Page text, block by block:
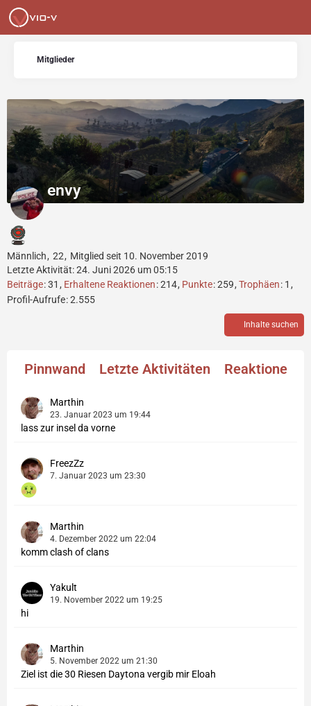
Mitglieder
envy
Männlich 22
Mitglied seit 10. November 2019
Letzte Aktivität:24. Juni 2026 um 05:15
Beiträge 31 Erhaltene Reaktionen 214 Punkte 259 Trophäen 1
Profil-Aufrufe 2.555
Inhalte suchen
Pinnwand Letzte Aktivitäten Reaktionen
Marthin
23. Januar 2023 um 19:44
lass zur insel da vorne
FreezZz
7. Januar 2023 um 23:30
Marthin
4. Dezember 2022 um 22:04
komm clash of clans
Yakult
19. November 2022 um 19:25
hi
Marthin
5. November 2022 um 21:30
Ziel ist die 30 Riesen Daytona vergib mir Eloah